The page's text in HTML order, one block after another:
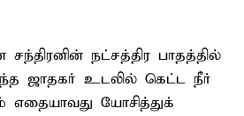
நட்சத்திர பாதத்தில்
ஜாதகர் உடலில் கெட்ட நீர்
எதையாவது யோசித்துக்